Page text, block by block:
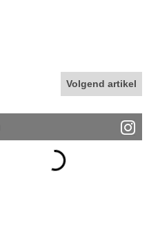
Volgend artikel